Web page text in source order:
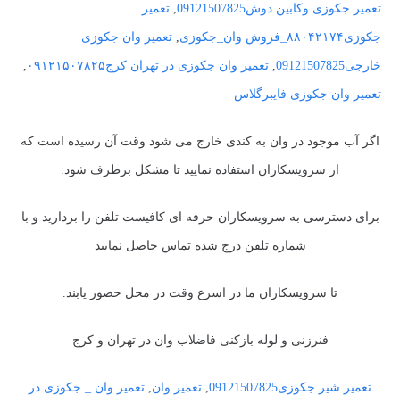
تعمیر جکوزی وکابین دوش09121507825 تعمیر
جکوزی۸۸۰۴۲۱۷۴_فروش وان_جکوزی تعمیر وان جکوزی
خارجی09121507825 تعمیر وان جکوزی در تهران کرج۰۹۱۲۱۵۰۷۸۲۵
تعمیر وان جکوزی فایبرگلاس
اگر آب موجود در وان به کندی خارج می شود وقت آن رسیده است که
از سرویسکاران استفاده نمایید تا مشکل برطرف شود.
برای دسترسی به سرویسکاران حرفه ای کافیست تلفن را بردارید و با
شماره تلفن درج شده تماس حاصل نمایید
تا سرویسکاران ما در اسرع وقت در محل حضور یابند.
فنرزنی و لوله بازکنی فاضلاب وان در تهران و کرج
تعمیر شیر جکوزی09121507825 تعمیر وان تعمیر وان _ جکوزی در